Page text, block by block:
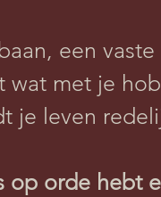
een
met je
je leven
op orde hebt